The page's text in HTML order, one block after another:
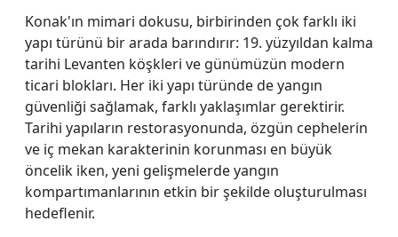
Konak'ın mimari dokusu, birbirinden çok farklı iki
yapı türünü bir arada barındırır: 19. yüzyıldan kalma
tarihi Levanten köşkleri ve günümüzün modern
ticari blokları. Her iki yapı türünde de yangın
güvenliği sağlamak, farklı yaklaşımlar gerektirir.
Tarihi yapıların restorasyonunda, özgün cephelerin
ve iç mekan karakterinin korunması en büyük
öncelik iken, yeni gelişmelerde yangın
kompartımanlarının etkin bir şekilde oluşturulması
hedeflenir.